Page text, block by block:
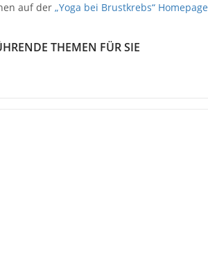
auf der „Yoga bei Brustkrebs“ Homepage
THEMEN FÜR SIE